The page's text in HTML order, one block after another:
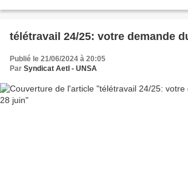
télétravail 24/25: votre demande
Publié le 21/06/2024 à 20:05
Par Syndicat AetI - UNSA